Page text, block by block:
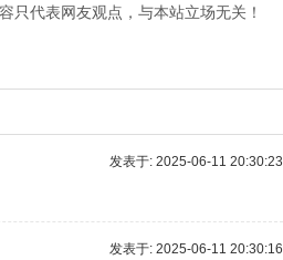
只代表网友观点，与本站立场无关！
发表于: 2025-06-11 20:30:23
发表于: 2025-06-11 20:30:16